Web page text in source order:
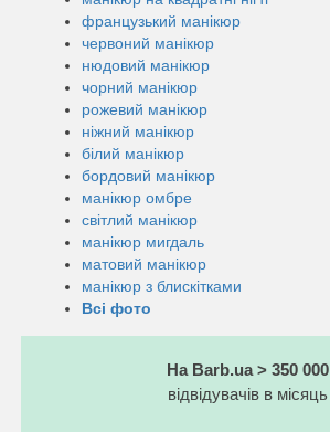
французький манікюр
червоний манікюр
нюдовий манікюр
чорний манікюр
рожевий манікюр
ніжний манікюр
білий манікюр
бордовий манікюр
манікюр омбре
світлий манікюр
манікюр мигдаль
матовий манікюр
манікюр з блискітками
Всі фото
На Barb.ua > 350 000
відвідувачів в місяць